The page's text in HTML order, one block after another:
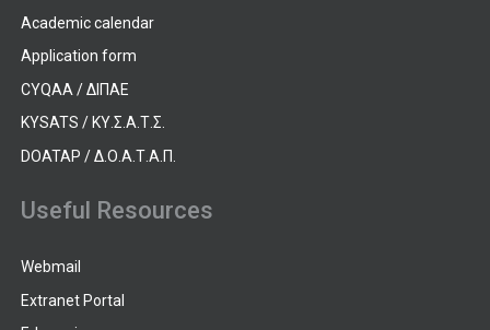
Academic calendar
Application form
CYQAA / ΔΙΠΑΕ
KYSATS / ΚΥ.Σ.Α.Τ.Σ.
DOATAP / Δ.Ο.Α.Τ.Α.Π.
Useful Resources
Webmail
Extranet Portal